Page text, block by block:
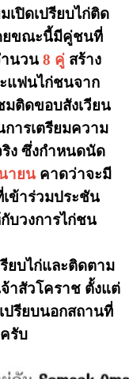
เปิดเปรียบไก่ติด
ยขณะนี้มีคู่ชนที่
นวน 8 คู่ สร้าง
แฟนไก่ชนจาก
มติดขอบสังเวียน
การเตรียมความ
ง ซึ่งกำหนดนัด
ายน คาดว่าจะมี
ข้าร่วมประชัน
บวงการไก่ชน
ยบไก่และติดตาม
าสัวโคราช ตั้งแต่
ปรียบนอกสถานที่
รับ